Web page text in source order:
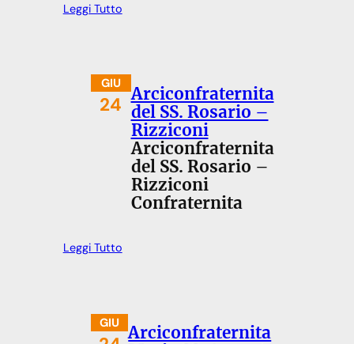
Leggi Tutto
GIU
24 Arciconfraternita
del SS. Rosario –
Rizziconi
Arciconfraternita
del SS. Rosario –
Rizziconi
Confraternita
Leggi Tutto
GIU
Arciconfraternita